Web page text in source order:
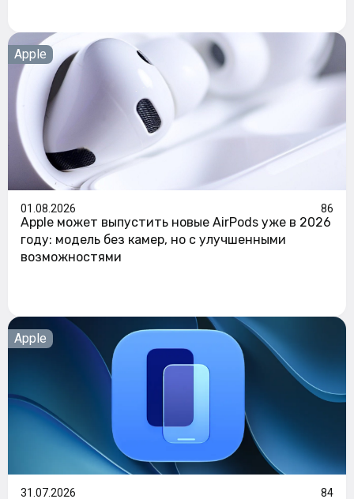
Apple
01.08.2026 86
Apple может выпустить новые AirPods уже в 2026
году: модель без камер, но с улучшенными
возможностями
Apple
31.07.2026 84